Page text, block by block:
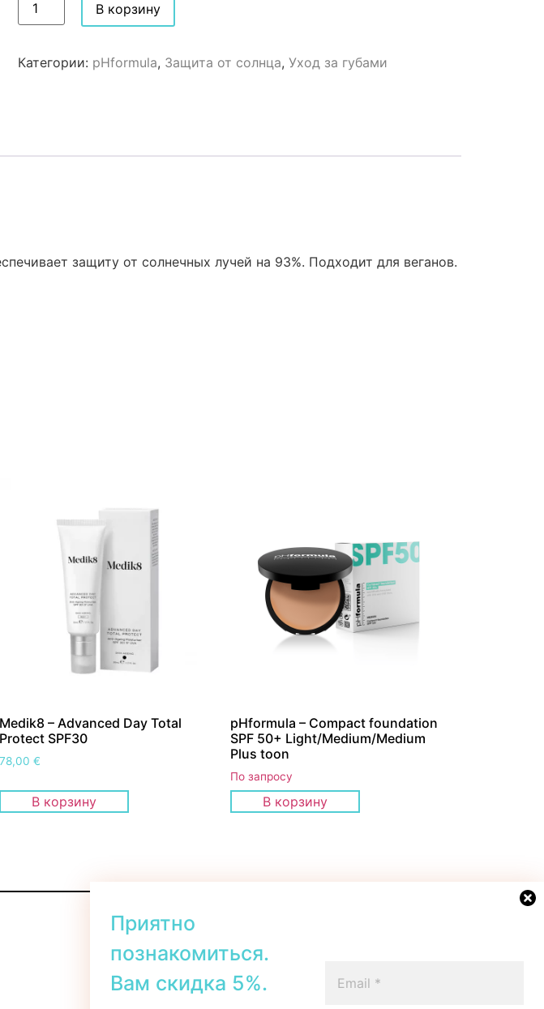
В корзину
Категории: pHformula, Защита от солнца, Уход за губами
защиту от солнечных лучей на 93%. Подходит для веганов.
Приятно
познакомиться.
Вам скидка 5%.
Medik8 – Advanced Day Total
Protect SPF30
78,00 €
В корзину
pHformula – Compact foundation
SPF 50+ Light/Medium/Medium
Plus toon
По запросу
В корзину
Kadaka tee 42b, Tallinn
Пн-Пт: 11:00–19:00